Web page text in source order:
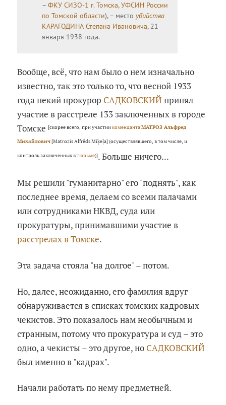
–ФКУ СИЗО-1 г. Томска, УФСИН России
по Томской области), – место убийства
КАРАГОДИНА Степана Ивановича, 21
января 1938 года.
Вообще, всё, что нам было о нем изначально
известно, так это только то, что весной 1933
года некий прокурор САДКОВСКИЙ принял
участие в расстреле 133 заключенных в городе
Томске[скорее всего, при участиикомендантаМАТРОЗ Альфред
Михайлович[Matrozis Alfrēds Miķeļa] (осуществлявшего, в том числе, и
контроль заключенных втюрьме)]. Больше ничего...
Мы решили "гуманитарно" его "поднять", как
последнее время, делаем со всеми палачами
или сотрудниками НКВД, суда или
прокуратуры, принимавшими участие в
расстрелах в Томске.
Эта задача стояла "на долгое" – потом.
Но, далее, неожиданно, его фамилия вдруг
обнаруживается в списках томских кадровых
чекистов. Это показалось нам необычным и
странным, потому что прокуратура и суд – это
одно, а чекисты – это другое, но САДКОВСКИЙ
был именно в "кадрах".
Начали работать по нему предметней.